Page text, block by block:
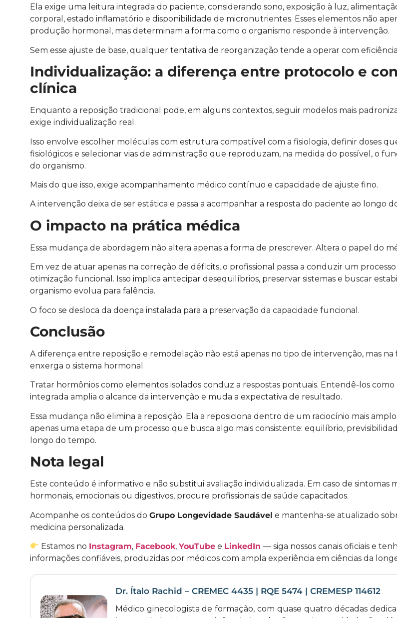
Ela exige uma leitura integrada do paciente, considerando sono, exposição à luz,
corporal, estado inflamatório e disponibilidade de micronutrientes. Esses elementos não
produção hormonal, mas determinam a forma como o organismo responde à intervenção.
Sem esse ajuste de base, qualquer tentativa de reorganização tende a operar com
Individualização: a diferença entre protocolo e
clínica
Enquanto a reposição tradicional pode, em alguns contextos, seguir modelos mais
exige individualização real.
Isso envolve escolher moléculas com estrutura compatível com a fisiologia, definir doses
fisiológicos e selecionar vias de administração que reproduzam, na medida do possível, o
do organismo.
Mais do que isso, exige acompanhamento médico contínuo e capacidade de ajuste fino.
A intervenção deixa de ser estática e passa a acompanhar a resposta do paciente ao longo
O impacto na prática médica
Essa mudança de abordagem não altera apenas a forma de prescrever. Altera o papel do
Em vez de atuar apenas na correção de déficits, o profissional passa a conduzir um
otimização funcional. Isso implica antecipar desequilíbrios, preservar sistemas e buscar
organismo evolua para falência.
O foco se desloca da doença instalada para a preservação da capacidade funcional.
Conclusão
A diferença entre reposição e remodelação não está apenas no tipo de intervenção, mas na
enxerga o sistema hormonal.
Tratar hormônios como elementos isolados conduz a respostas pontuais. Entendê-los
integrada amplia o alcance da intervenção e muda a expectativa de resultado.
Essa mudança não elimina a reposição. Ela a reposiciona dentro de um raciocínio mais
apenas uma etapa de um processo que busca algo mais consistente: equilíbrio,
longo do tempo.
Nota legal
Este conteúdo é informativo e não substitui avaliação individualizada. Em caso de sintomas
hormonais, emocionais ou digestivos, procure profissionais de saúde capacitados.
Acompanhe os conteúdos do Grupo Longevidade Saudável e mantenha-se atualizado
medicina personalizada.
Estamos no Instagram, Facebook,YouTube e LinkedIn — siga nossos canais oficiais e
informações confiáveis, produzidas por médicos com ampla experiência em ciências da
Dr. Ítalo Rachid – CREMEC 4435 | RQE 5474 | CREMESP 114612
Médico ginecologista de formação, com quase quatro décadas